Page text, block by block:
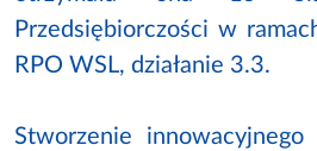
Przedsiębiorczości w
RPO WSL, działanie 3.3.
Stworzenie innowacyjnego